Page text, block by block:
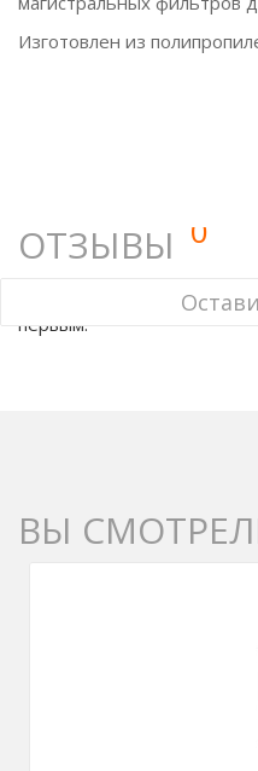
Изготовлен из
ОТЗЫВЫ 0
У этого товара нет ни
первым.
ВЫ